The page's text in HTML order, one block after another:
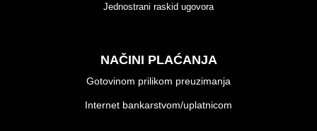
Jednostrani raskid ugovora
NAČINI PLAĆANJA
Gotovinom prilikom preuzimanja
Internet bankarstvom/uplatnicom